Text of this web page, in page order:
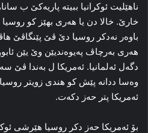
ناهێلیت ئوکرانیا ببیتە پاریەکێ ب
خارێ. خالا دن یا هەری بهێز کو روسیا
باوەر نەدکر روسیا دێ ڤێ پێنگاڤێ
هەری بەرچاڤ پەیوەندیێن وێ یێن
دگەل ئەلمانیا. ئەمریکا ل بەندا ڤێ
وەسا ددانە پێش کو هندی زویتر
ئەمریکا پتر حەز دکەت.
بۆ ئەمریکا حەز دکر روسیا هێرشی